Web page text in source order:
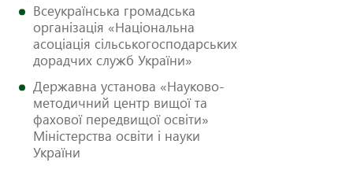
Всеукраїнська громадська
організація «Національна
асоціація сільськогосподарських
дорадчих служб України»
Державна установа «Науково-
методичний центр вищої та
фахової передвищої освіти»
Міністерства освіти і науки
України